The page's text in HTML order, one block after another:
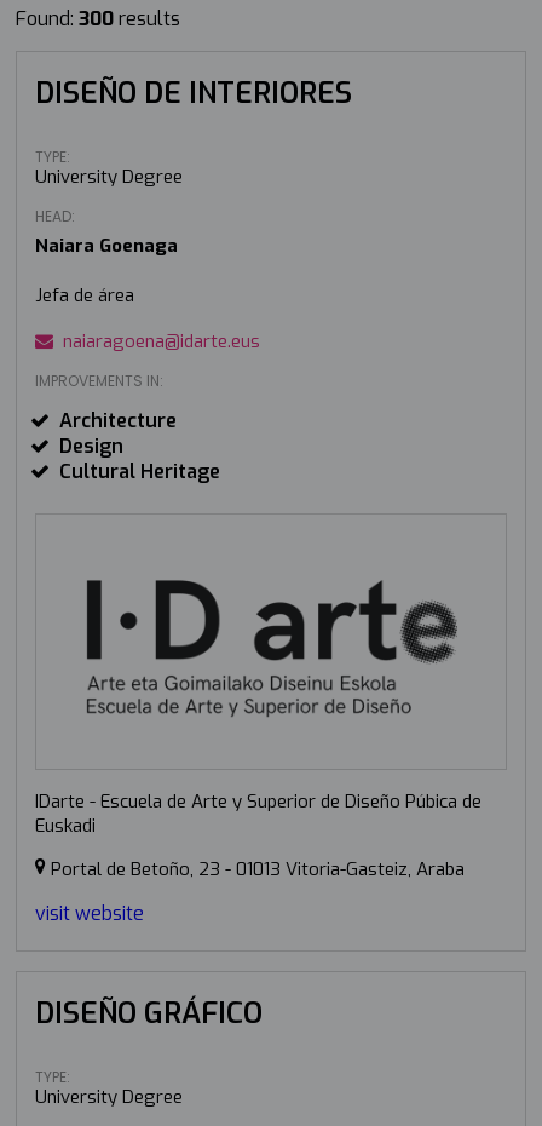
Found:300results
DISEÑO DE INTERIORES
TYPE:
University Degree
HEAD:
Naiara Goenaga
Jefa de área
naiaragoena@idarte.eus
IMPROVEMENTS IN:
Architecture
Design
Cultural Heritage
IDarte - Escuela de Arte y Superior de Diseño Púbica de
Euskadi
Portal de Betoño, 23 - 01013 Vitoria-Gasteiz, Araba
visit website
DISEÑO GRÁFICO
TYPE:
University Degree